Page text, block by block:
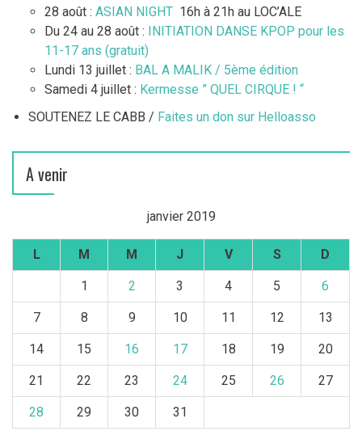
28 août : ASIAN NIGHT 16h à 21h au LOC’ALE
Du 24 au 28 août :
INITIATION DANSE KPOP pour les
11-17 ans (gratuit)
Lundi 13 juillet : BAL A MALIK / 5ème édition
Samedi 4 juillet : Kermesse ” QUEL CIRQUE ! “
SOUTENEZ LE CABB / Faites un don sur Helloasso
A venir
janvier 2019
L M M J V S D
1 2 3 4 5 6
7 8 9 10 11 12 13
14 15 16 17 18 19 20
21 22 23 24 25 26 27
28 29 30 31